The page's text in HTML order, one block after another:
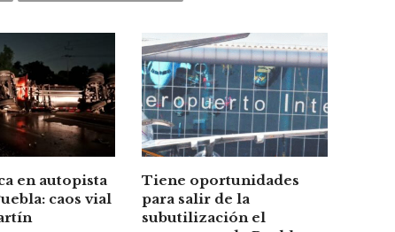
en autopista
caos vial
Tiene oportunidades
para salir de la
subutilización el